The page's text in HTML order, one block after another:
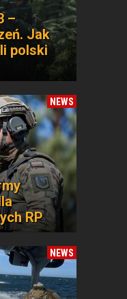
–
Jak
polski
NEWS
RP
NEWS